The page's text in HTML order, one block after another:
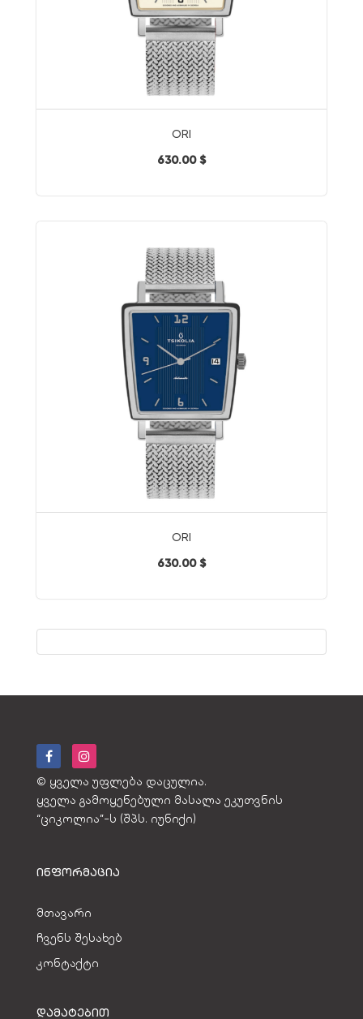
ORI
630.00 $
ORI
630.00 $
© ყველა უფლება დაცულია.
ყველა გამოყენებული მასალა ეკუთვნის
“ციკოლია”-ს (შპს. იუნიქი)
ᲘᲜᲤᲝᲠᲛᲐᲪᲘᲐ
მთავარი
ჩვენს შესახებ
კონტაქტი
ᲓᲐᲛᲐᲢᲔᲑᲘᲗ